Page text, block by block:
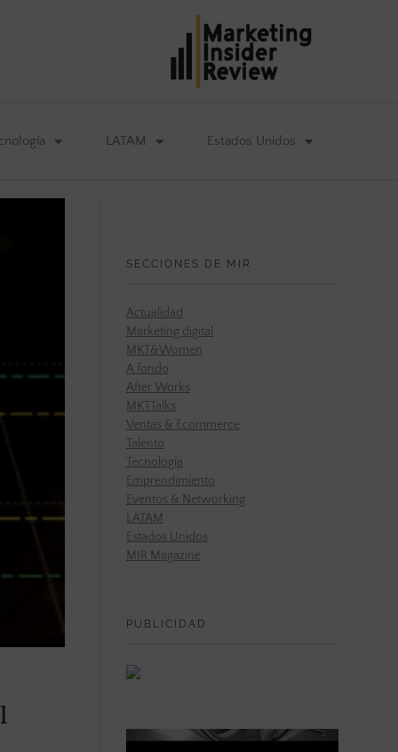
LATAM Estados Unidos
SECCIONES DE MIR
Actualidad
Marketing digital
MKT&Women
A fondo
After Works
MKTTalks
Ventas & Ecommerce
Talento
Tecnología
Emprendimiento
Eventos & Networking
LATAM
Estados Unidos
MIR Magazine
PUBLICIDAD